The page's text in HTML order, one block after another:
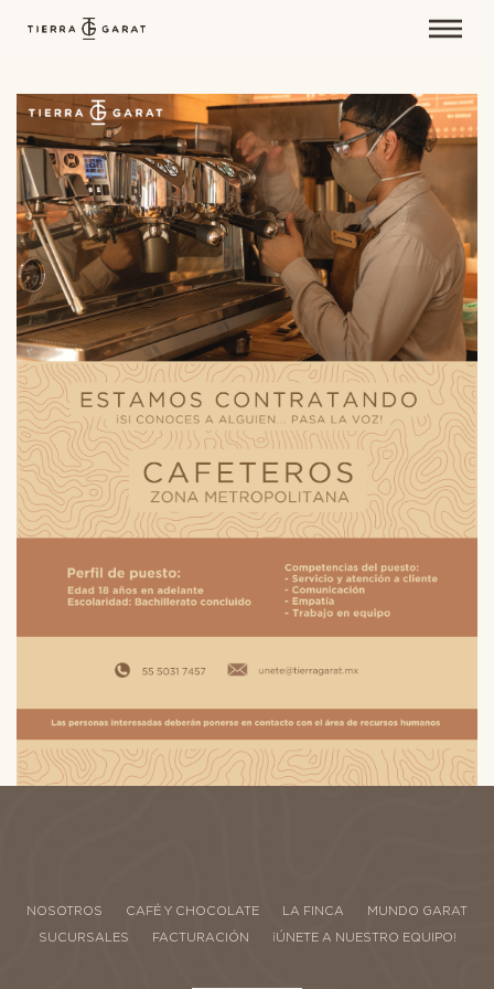
NOSOTROS CAFÉ Y CHOCOLATE LA FINCA
MUNDO GARAT
SUCURSALES
FACTURACIÓN ¡ÚNETE A NUESTRO EQUIPO!